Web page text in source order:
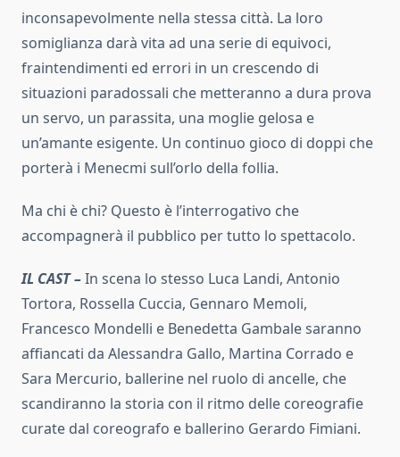
inconsapevolmente nella stessa città. La loro
somiglianza darà vita ad una serie di equivoci,
fraintendimenti ed errori in un crescendo di
situazioni paradossali che metteranno a dura prova
un servo, un parassita, una moglie gelosa e
un’amante esigente. Un continuo gioco di doppi che
porterà i Menecmi sull’orlo della follia.
Ma chi è chi? Questo è l’interrogativo che
accompagnerà il pubblico per tutto lo spettacolo.
IL CAST –In scena lo stesso Luca Landi, Antonio
Tortora, Rossella Cuccia, Gennaro Memoli,
Francesco Mondelli e Benedetta Gambale saranno
affiancati da Alessandra Gallo, Martina Corrado e
Sara Mercurio, ballerine nel ruolo di ancelle, che
scandiranno la storia con il ritmo delle coreografie
curate dal coreografo e ballerino Gerardo Fimiani.